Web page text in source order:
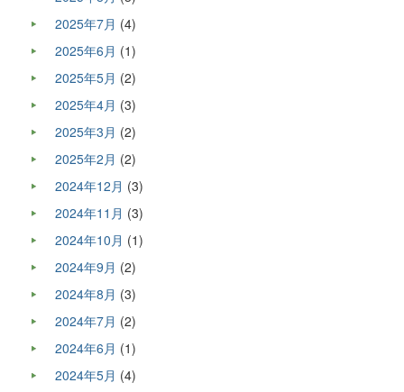
2025年7月 (4)
2025年6月 (1)
2025年5月 (2)
2025年4月 (3)
2025年3月 (2)
2025年2月 (2)
2024年12月 (3)
2024年11月 (3)
2024年10月 (1)
2024年9月 (2)
2024年8月 (3)
2024年7月 (2)
2024年6月 (1)
2024年5月 (4)